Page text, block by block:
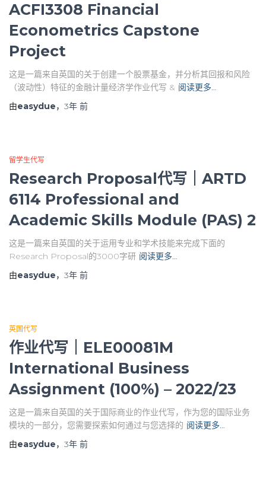
ACFI3308 Financial
Econometrics Capstone
Project
这是一篇来自英国的关于创建一个股票基金，并分析其回报和风险
（波动性）特征的金融计量经济学作业代写 & 阅读更多…
由easydue， 3年 前
留学生代写
Research Proposal代写｜ARTD
6114 Professional and
Academic Skills Module (PAS) 2
这是一篇来自英国的关于运用专业和学术技能来完成下面的
Research Proposal的3000字研 阅读更多…
由easydue， 3年 前
英国代写
作业代写｜ELE00081M
International Business
Assignment (100%) – 2022/23
这是一篇来自英国的关于国际商业的作业代写，作为您的国际业务
模块的一部分，您需要探索如何通过与您选择的 阅读更多…
由easydue， 3年 前